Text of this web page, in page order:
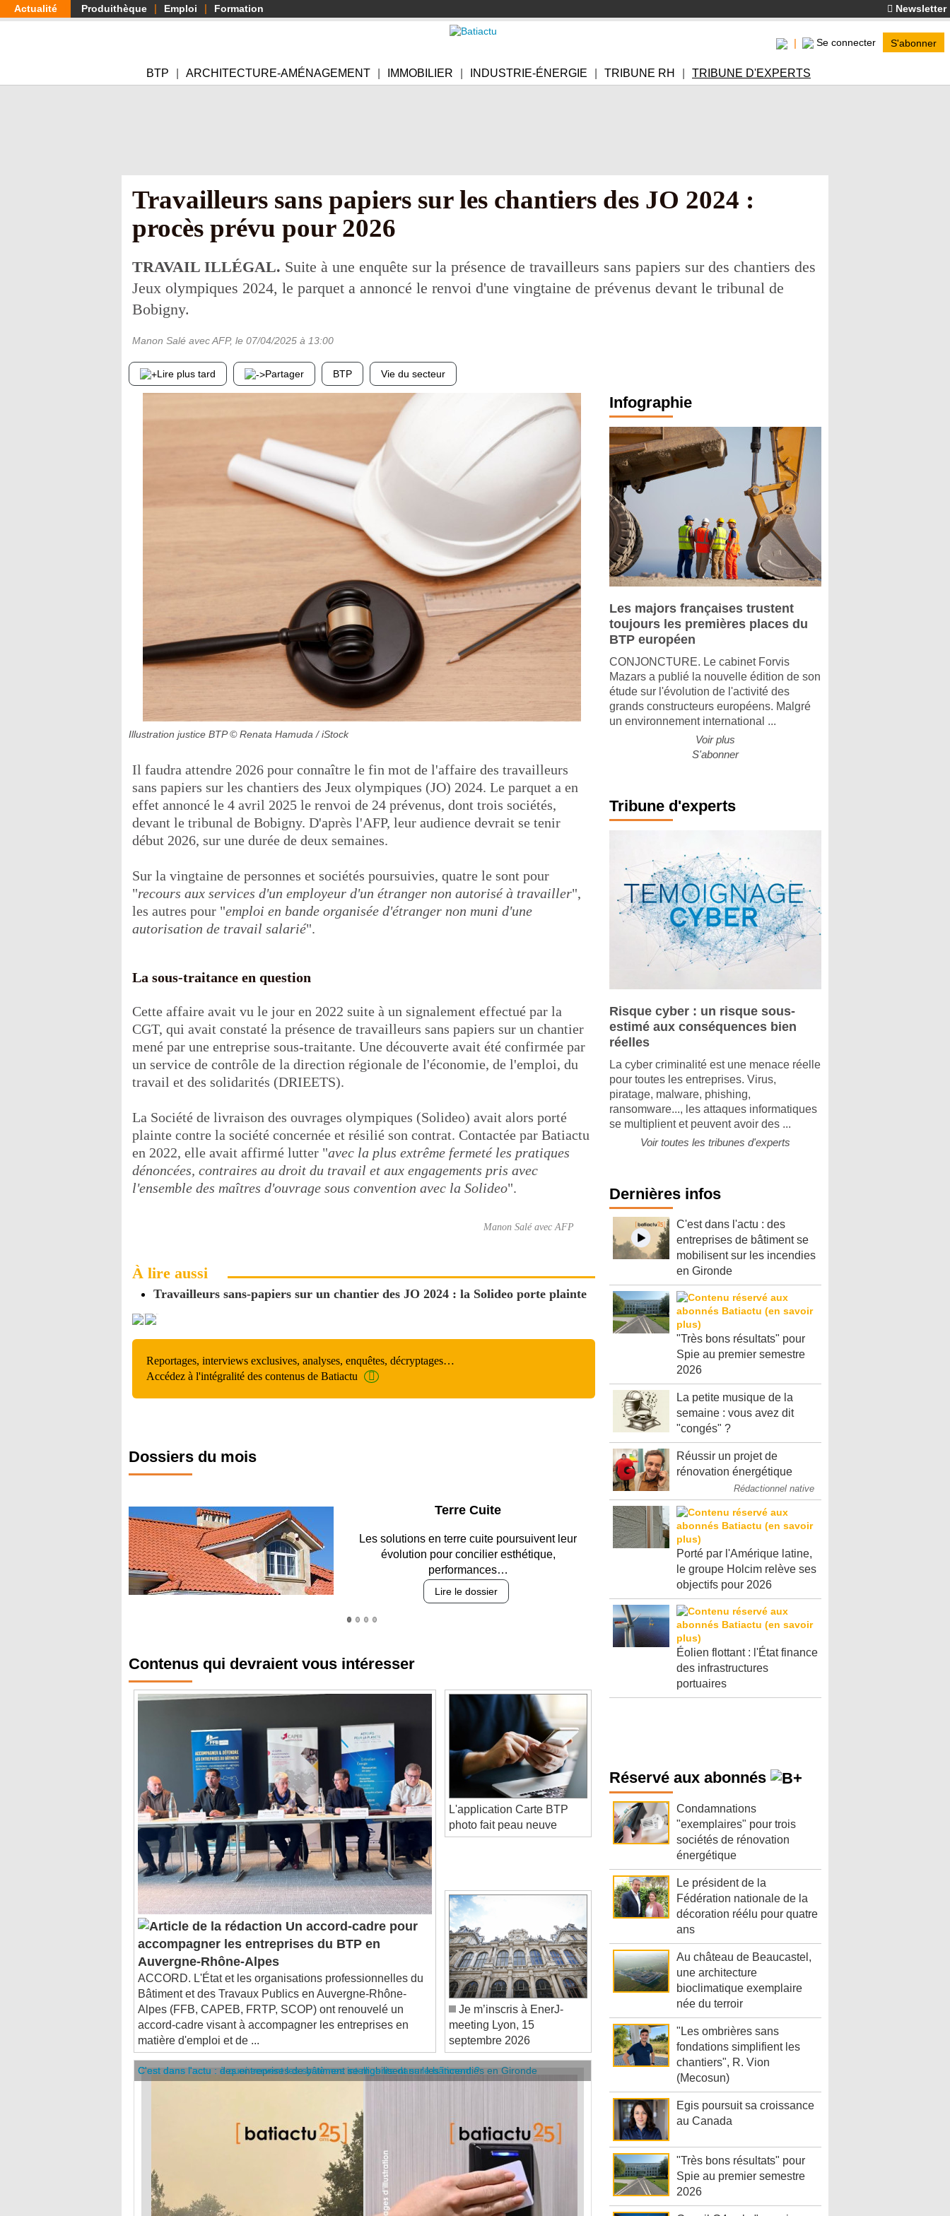
Aller
au
Actualité Produithèque Emploi Formation Newsletter
Se connecter S'abonner
BTP ARCHITECTURE-AMÉNAGEMENT IMMOBILIER INDUSTRIE-ÉNERGIE TRIBUNE RH TRIBUNE D'EXPERTS
Travailleurs sans papiers sur les chantiers des JO 2024 :
procès prévu pour 2026
TRAVAIL ILLÉGAL. Suite à une enquête sur la présence de travailleurs sans papiers sur des chantiers des
Jeux olympiques 2024, le parquet a annoncé le renvoi d'une vingtaine de prévenus devant le tribunal de
Bobigny.
Manon Salé avec AFP, le 07/04/2025 à 13:00
Lire plus tard Partager BTP Vie du secteur
Illustration justice BTP © Renata Hamuda / iStock
Il faudra attendre 2026 pour connaître le fin mot de l'affaire des travailleurs
sans papiers sur les chantiers des Jeux olympiques (JO) 2024. Le parquet a en
effet annoncé le 4 avril 2025 le renvoi de 24 prévenus, dont trois sociétés,
devant le tribunal de Bobigny. D'après l'AFP, leur audience devrait se tenir
début 2026, sur une durée de deux semaines.
Sur la vingtaine de personnes et sociétés poursuivies, quatre le sont pour
"recours aux services d'un employeur d'un étranger non autorisé à travailler",
les autres pour "emploi en bande organisée d'étranger non muni d'une
autorisation de travail salarié".
La sous-traitance en question
Cette affaire avait vu le jour en 2022 suite à un signalement effectué par la
CGT, qui avait constaté la présence de travailleurs sans papiers sur un chantier
mené par une entreprise sous-traitante. Une découverte avait été confirmée par
un service de contrôle de la direction régionale de l'économie, de l'emploi, du
travail et des solidarités (DRIEETS).
La Société de livraison des ouvrages olympiques (Solideo) avait alors porté
plainte contre la société concernée et résilié son contrat. Contactée par Batiactu
en 2022, elle avait affirmé lutter "avec la plus extrême fermeté les pratiques
dénoncées, contraires au droit du travail et aux engagements pris avec
l'ensemble des maîtres d'ouvrage sous convention avec la Solideo".
Manon Salé avec AFP
À lire aussi
Travailleurs sans-papiers sur un chantier des JO 2024 : la Solideo porte plainte
Reportages, interviews exclusives, analyses, enquêtes, décryptages…
Accédez à l'intégralité des contenus de Batiactu
Dossiers du mois
Parking et garages
Entre circulation, sécurisation des accès, durabilité
des revêtements et intégration…
Lire le dossier
Un accord-cadre pour
accompagner les entreprises du BTP en
Auvergne-Rhône-Alpes
ACCORD. L'État et les organisations professionnelles du
Bâtiment et des Travaux Publics en Auvergne-Rhône-
Alpes (FFB, CAPEB, FRTP, SCOP) ont renouvelé un
accord-cadre visant à accompagner les entreprises en
matière d'emploi et de ...
L'application Carte BTP
photo fait peau neuve
Je m’inscris à EnerJ-
meeting Lyon, 15
septembre 2026
C'est dans l'actu : des entreprises de bâtiment se mobilisent sur les incendies en Gironde
C'est dans l'actu : à quoi servent les systèmes intelligents dans le bâtiment ?
Infographie
Les majors françaises trustent
toujours les premières places du
BTP européen
CONJONCTURE. Le cabinet Forvis
Mazars a publié la nouvelle édition de son
étude sur l'évolution de l'activité des
grands constructeurs européens. Malgré
un environnement international ...
Voir plus
S'abonner
Tribune d'experts
Risque cyber : un risque sous-
estimé aux conséquences bien
réelles
La cyber criminalité est une menace réelle
pour toutes les entreprises. Virus,
piratage, malware, phishing,
ransomware..., les attaques informatiques
se multiplient et peuvent avoir des ...
Voir toutes les tribunes d'experts
Dernières infos
C'est dans l'actu : des
entreprises de bâtiment se
mobilisent sur les incendies
en Gironde
"Très bons résultats" pour
Spie au premier semestre
2026
La petite musique de la
semaine : vous avez dit
"congés" ?
Réussir un projet de
rénovation énergétique
Rédactionnel native
Porté par l'Amérique latine,
le groupe Holcim relève ses
objectifs pour 2026
Éolien flottant : l'État finance
des infrastructures
portuaires
Réservé aux abonnés
Condamnations
"exemplaires" pour trois
sociétés de rénovation
énergétique
Le président de la
Fédération nationale de la
décoration réélu pour quatre
ans
Au château de Beaucastel,
une architecture
bioclimatique exemplaire
née du terroir
"Les ombrières sans
fondations simplifient les
chantiers", R. Vion
(Mecosun)
Egis poursuit sa croissance
au Canada
"Très bons résultats" pour
Spie au premier semestre
2026